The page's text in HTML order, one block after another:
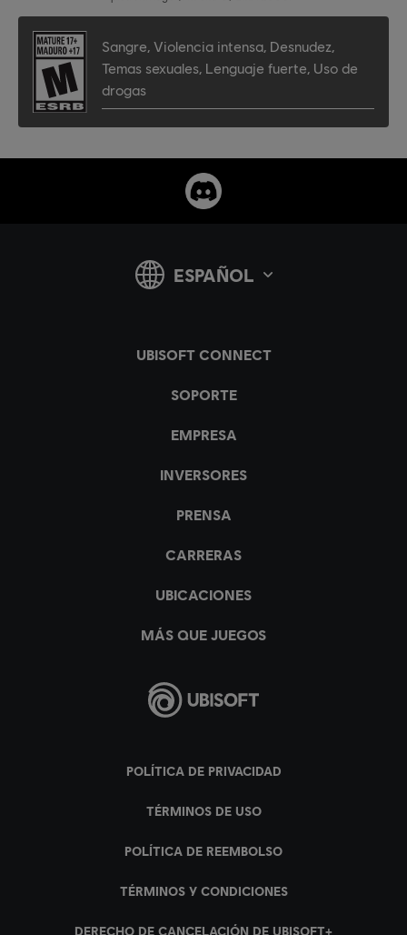
Sangre ,Violencia intensa Desnudez
Temas sexuales Lenguaje fuerte Uso de
drogas